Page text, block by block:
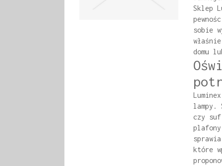
Sklep
sobie
domu
lampy.
czy
które